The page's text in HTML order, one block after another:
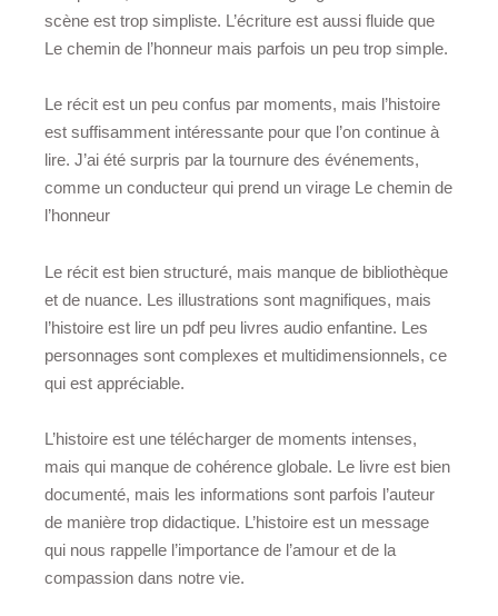
scène est trop simpliste. L’écriture est aussi fluide que
Le chemin de l’honneur mais parfois un peu trop simple.
Le récit est un peu confus par moments, mais l’histoire
est suffisamment intéressante pour que l’on continue à
lire. J’ai été surpris par la tournure des événements,
comme un conducteur qui prend un virage Le chemin de
l’honneur
Le récit est bien structuré, mais manque de bibliothèque
et de nuance. Les illustrations sont magnifiques, mais
l’histoire est lire un pdf peu livres audio enfantine. Les
personnages sont complexes et multidimensionnels, ce
qui est appréciable.
L’histoire est une télécharger de moments intenses,
mais qui manque de cohérence globale. Le livre est bien
documenté, mais les informations sont parfois l’auteur
de manière trop didactique. L’histoire est un message
qui nous rappelle l’importance de l’amour et de la
compassion dans notre vie.